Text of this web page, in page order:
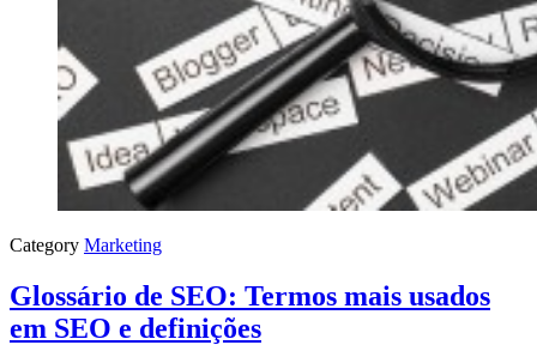
Category Marketing
Glossário de SEO: Termos mais usados
em SEO e definições